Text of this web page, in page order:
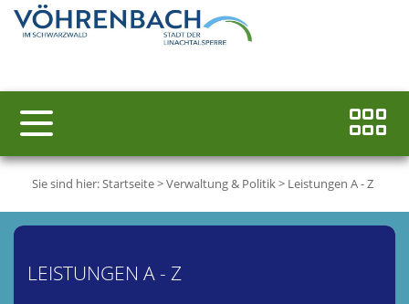
Sie sind hier:Startseite>Verwaltung & Politik> Leistungen A - Z
LEISTUNGEN A - Z